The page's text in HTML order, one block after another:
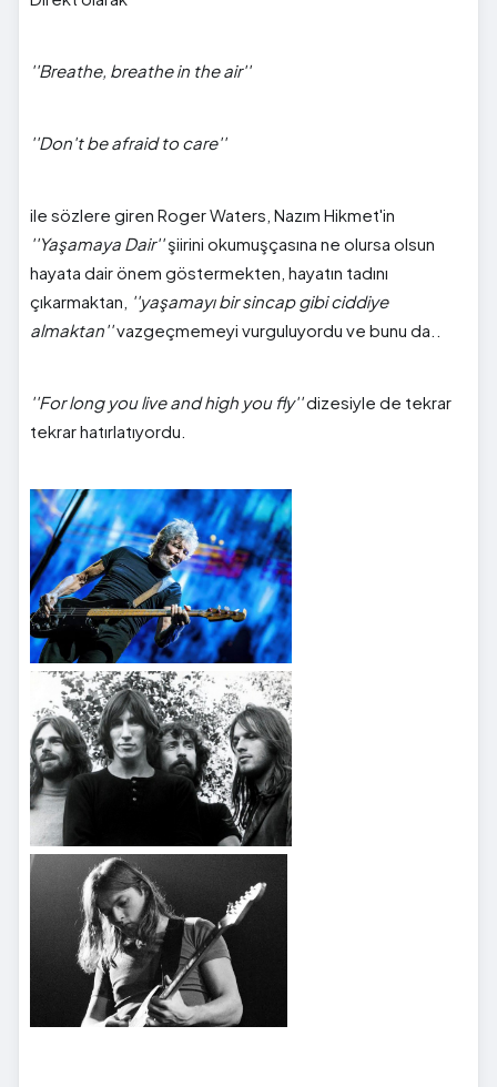
''Breathe, breathe in the air''
''Don't be afraid to care''
ile sözlere giren Roger Waters, Nazım Hikmet'in
''Yaşamaya Dair''şiirini okumuşçasına ne olursa olsun
hayata dair önem göstermekten, hayatın tadını
çıkarmaktan, ''yaşamayı bir sincap gibi ciddiye
almaktan''vazgeçmemeyi vurguluyordu ve bunu da..
''For long you live and high you fly''dizesiyle de tekrar
tekrar hatırlatıyordu.